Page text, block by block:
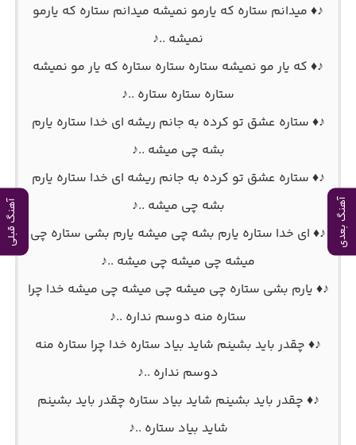
آهنگ بعدی آهنگ قبلی
♪♦ میدانم ستاره که یارمو نمیشه میدانم ستاره که یارمو
نمیشه ..♪
♪♦ که یار مو نمیشه ستاره ستاره ستاره که یار مو نمیشه
ستاره ستاره ستاره ..♪
♪♦ ستاره عشق تو کرده به جانم ریشه ای خدا ستاره یارم
بشه چی میشه ..♪
♪♦ ستاره عشق تو کرده به جانم ریشه ای خدا ستاره یارم
بشه چی میشه ..♪
♪♦ ای خدا ستاره یارم بشه چی میشه یارم بشی ستاره چی
میشه چی میشه چی میشه ..♪
♪♦ یارم بشی ستاره چی میشه چی میشه چی میشه خدا چرا
ستاره منه دوسم نداره ..♪
♪♦ چقدر باید بشینم شاید بیاد ستاره خدا چرا ستاره منه
دوسم نداره ..♪
♪♦ چقدر باید بشینم شاید بیاد ستاره چقدر باید بشینم
شاید بیاد ستاره ..♪